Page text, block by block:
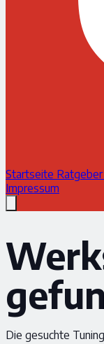
Startseite Ratgeber
Impressum
Die gesuchte